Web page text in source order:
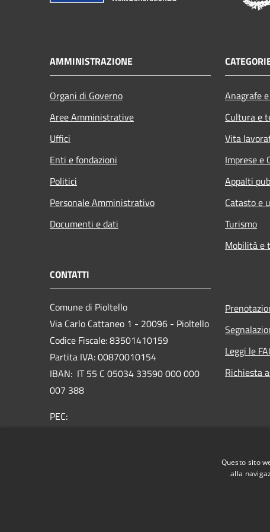
AMMINISTRAZIONE
Organi di Governo
Aree Amministrative
Uffici
Enti e fondazioni
Politici
Personale Amministrativo
Documenti e dati
Anagrafe
Cultura e
Vita
Imprese e
Appalti
Catasto e
Turismo
Mobilità e
CONTATTI
Comune di Pioltello
Via Carlo Cattaneo 1 - 20096 - Pioltello
Codice Fiscale: 83501410159
Partita IVA: 00870010154
IBAN: IT 55 C 05034 33590 000 000
007 388
PEC:
Leggi le
Richiesta
Questo sito
alla